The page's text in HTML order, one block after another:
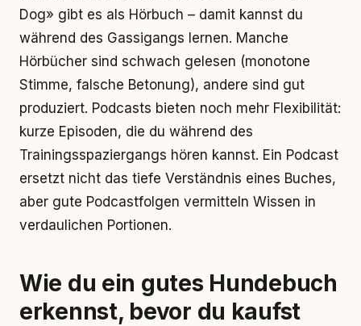
Dog» gibt es als Hörbuch – damit kannst du
während des Gassigangs lernen. Manche
Hörbücher sind schwach gelesen (monotone
Stimme, falsche Betonung), andere sind gut
produziert. Podcasts bieten noch mehr Flexibilität:
kurze Episoden, die du während des
Trainingsspaziergangs hören kannst. Ein Podcast
ersetzt nicht das tiefe Verständnis eines Buches,
aber gute Podcastfolgen vermitteln Wissen in
verdaulichen Portionen.
Wie du ein gutes Hundebuch
erkennst, bevor du kaufst